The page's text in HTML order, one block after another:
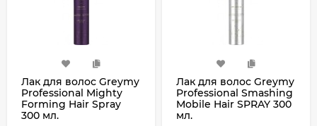
Лак для волос Greymy
Professional Mighty
Forming Hair Spray
300 мл.
Лак для волос Greymy
Professional Smashing
Mobile Hair SPRAY 300
мл.